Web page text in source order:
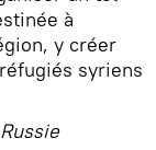
à
y créer
syriens